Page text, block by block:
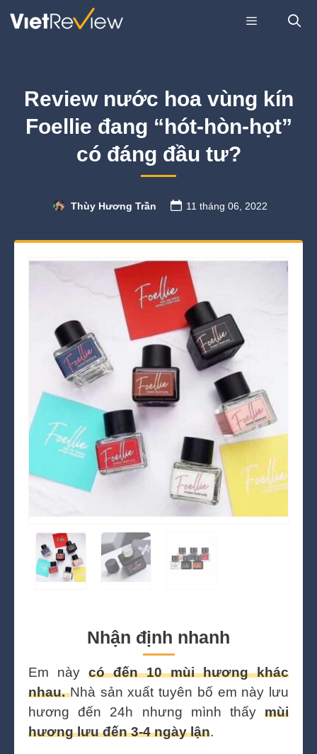
Review nước hoa vùng kín
Foellie đang “hót-hòn-họt”
có đáng đầu tư?
Thùy Hương Trần 11 tháng 06, 2022
Nhận định nhanh
Em này có đến 10 mùi hương khác
nhau.Nhà sản xuất tuyên bố em này lưu
hương đến 24h nhưng mình thấy mùi
hương lưu đến 3-4 ngày lận.